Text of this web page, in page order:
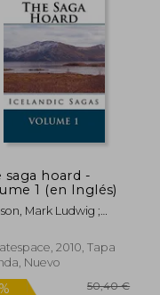
5%
dcto.
saga hoard -
1 (en Inglés)
Mark Ludwig ;
2010, Tapa
Nuevo